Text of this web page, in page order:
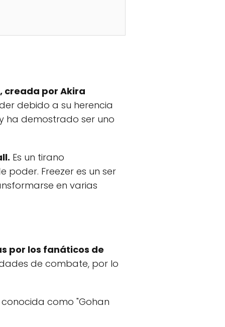
creada por Akira
debido a su herencia
ha demostrado ser uno
Es un tirano
poder. Freezer es un ser
en varias
por los fanáticos de
de combate, por lo
como "Gohan